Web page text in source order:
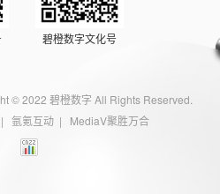
碧橙数字文化号
© 2022 碧橙数字 All Rights Reserved.
| 氩氪互动 | MediaV聚胜万合